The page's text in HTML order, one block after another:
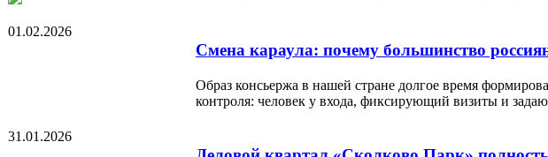
01.02.2026
Смена караула: почему большинство
Образ консьержа в нашей стране долгое время
контроля: человек у входа, фиксирующий визиты и
31.01.2026